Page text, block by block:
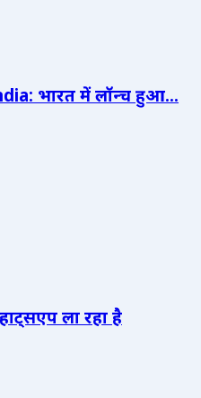
भारत में लॉन्च हुआ...
ला रहा है